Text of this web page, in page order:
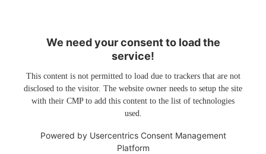
We need your consent to load the
service!
This content is not permitted to load due to trackers that are not
disclosed to the visitor. The website owner needs to setup the site
with their CMP to add this content to the list of technologies
used.
Powered by Usercentrics Consent Management
Platform